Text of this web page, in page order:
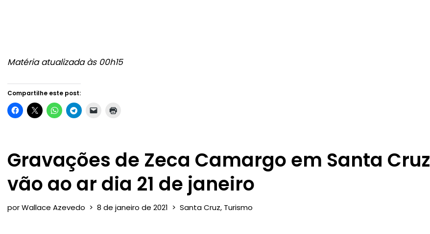
Matéria atualizada às 00h15
Compartilhe este post:
Gravações de Zeca Camargo em Santa Cruz
vão ao ar dia 21 de janeiro
porWallace Azevedo 8 de janeiro de 2021 Santa Cruz, Turismo